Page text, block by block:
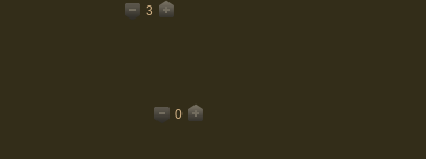
3
0